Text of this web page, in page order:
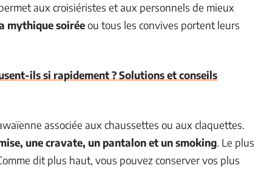
aux croisiéristes et aux personnels de mieux
mythique soiréeou tous les convives portent leurs
ils si rapidement ? Solutions et conseils
associée aux chaussettes ou aux claquettes.
une cravate, un pantalon et un smoking. Le plus
dit plus haut, vous pouvez conserver vos plus